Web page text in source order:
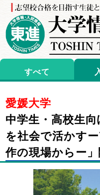
すべて
愛媛大学
中学生・高校生
を社会で活かす
作の現場からー